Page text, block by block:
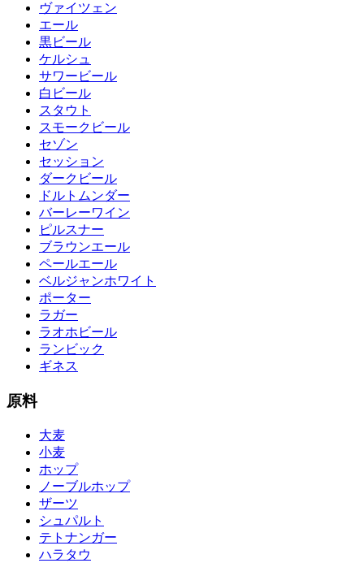
ヴァイツェン
エール
黒ビール
ケルシュ
サワービール
白ビール
スタウト
スモークビール
セゾン
セッション
ダークビール
ドルトムンダー
バーレーワイン
ピルスナー
ブラウンエール
ペールエール
ベルジャンホワイト
ポーター
ラガー
ラオホビール
ランビック
ギネス
原料
大麦
小麦
ホップ
ノーブルホップ
ザーツ
シュパルト
テトナンガー
ハラタウ